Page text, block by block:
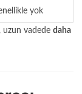
yok
uzun vadede daha